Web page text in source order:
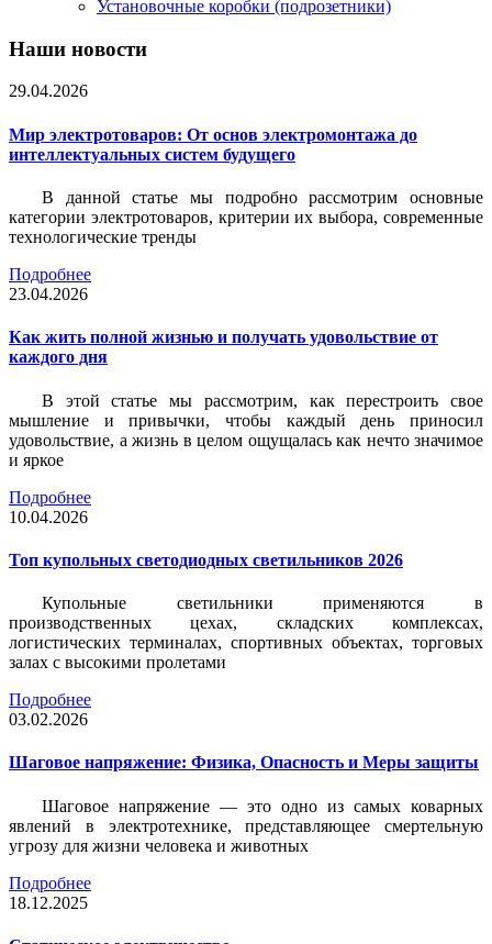
Установочные коробки (подрозетники)
Наши новости
29.04.2026
Мир электротоваров: От основ электромонтажа до
интеллектуальных систем будущего
В данной статье мы подробно рассмотрим основные
категории электротоваров, критерии их выбора, современные
технологические тренды
Подробнее
23.04.2026
Как жить полной жизнью и получать удовольствие от
каждого дня
В этой статье мы рассмотрим, как перестроить свое
мышление и привычки, чтобы каждый день приносил
удовольствие, а жизнь в целом ощущалась как нечто значимое
и яркое
Подробнее
10.04.2026
Топ купольных светодиодных светильников 2026
Купольные светильники применяются в
производственных цехах, складских комплексах,
логистических терминалах, спортивных объектах, торговых
залах с высокими пролетами
Подробнее
03.02.2026
Шаговое напряжение: Физика, Опасность и Меры защиты
Шаговое напряжение — это одно из самых коварных
явлений в электротехнике, представляющее смертельную
угрозу для жизни человека и животных
Подробнее
18.12.2025